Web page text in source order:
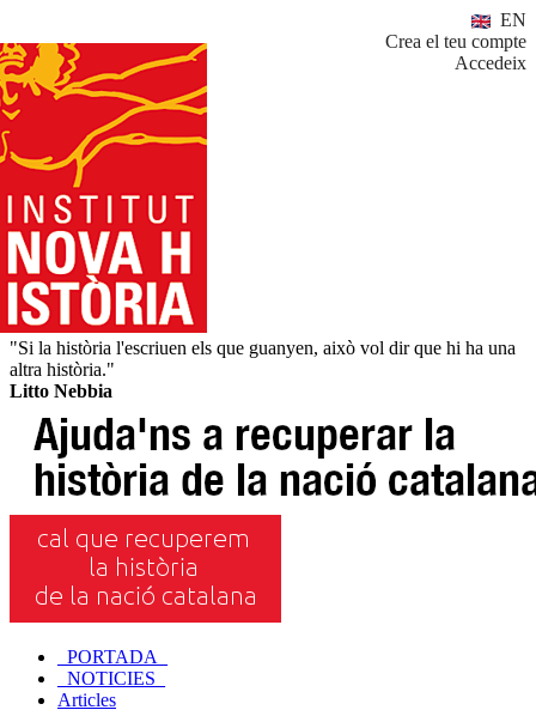
EN
Crea el teu compte
Accedeix
"Si la història l'escriuen els que guanyen, això vol dir que hi ha una
altra història."
Litto Nebbia
_PORTADA_
_NOTICIES_
Articles